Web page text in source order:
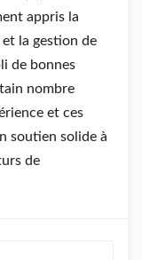
appris la
la gestion de
de bonnes
nombre
et ces
soutien solide à
de